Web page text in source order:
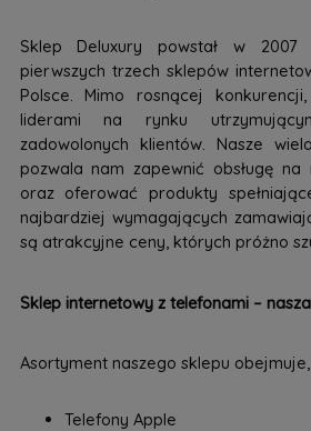
Sklep Deluxury powstał w
pierwszych trzech sklepów
Polsce. Mimo rosnącej
liderami na rynku
zadowolonych klientów. Nasze
pozwala nam zapewnić obsługę na
oraz oferować produkty
najbardziej wymagających
są atrakcyjne ceny, których próżno
Sklep internetowy z telefonami –
Asortyment naszego sklepu obejmuje,
Telefony Apple